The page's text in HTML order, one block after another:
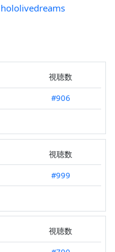
hololivedreams
視聴数
#906
#958
#897
#597
#729
視聴数
#999
#932
#943
視聴数